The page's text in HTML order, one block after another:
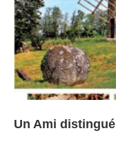
Un Ami distingué